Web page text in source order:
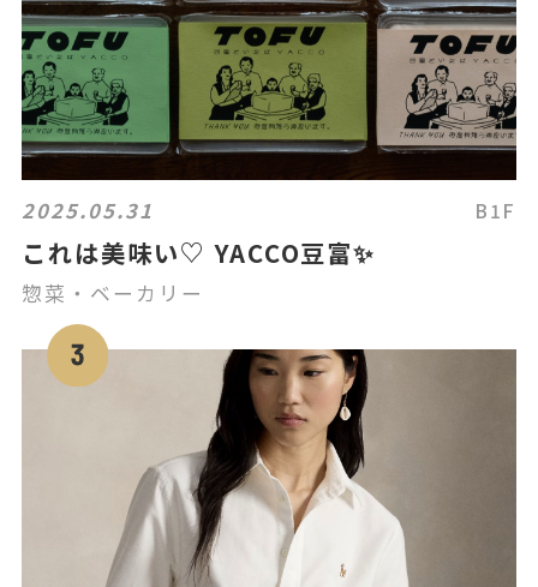
2025.05.31 B1F
これは美味い♡ YACCO豆富✨
惣菜・ベーカリー